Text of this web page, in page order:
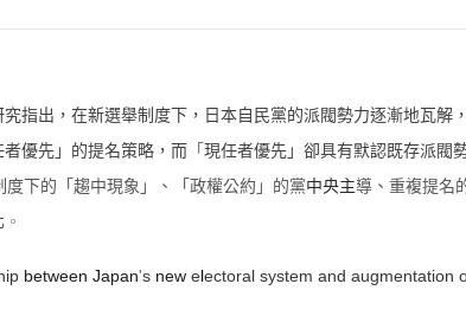
究指出，在新選舉制度下，日本自民黨的派閥勢力逐漸地瓦解，
者優先」的提名策略，而 「 現任者優先」卻具有默認既存派閥
度下的「趨中現象」、「政權公約」的黨中央主導、重複提名
。
between Japan's new electoral system and augmentation